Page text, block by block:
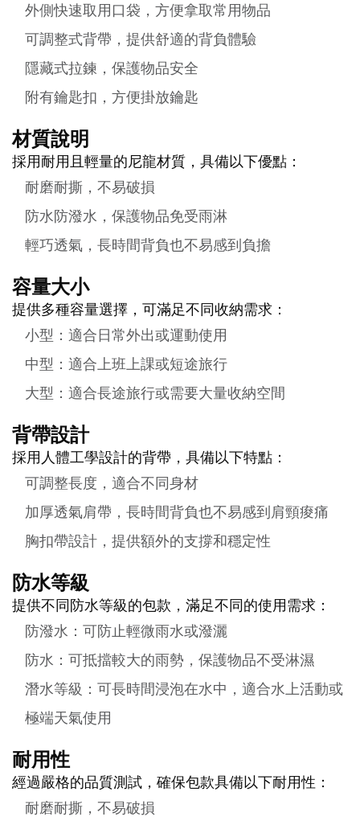
外側快速取用口袋，方便拿取常用物品
可調整式背帶，提供舒適的背負體驗
隱藏式拉鍊，保護物品安全
附有鑰匙扣，方便掛放鑰匙
材質說明
採用耐用且輕量的尼龍材質，具備以下優點：
耐磨耐撕，不易破損
防水防潑水，保護物品免受雨淋
輕巧透氣，長時間背負也不易感到負擔
容量大小
提供多種容量選擇，可滿足不同收納需求：
小型：適合日常外出或運動使用
中型：適合上班上課或短途旅行
大型：適合長途旅行或需要大量收納空間
背帶設計
採用人體工學設計的背帶，具備以下特點：
可調整長度，適合不同身材
加厚透氣肩帶，長時間背負也不易感到肩頸痠痛
胸扣帶設計，提供額外的支撐和穩定性
防水等級
提供不同防水等級的包款，滿足不同的使用需求：
防潑水：可防止輕微雨水或潑灑
防水：可抵擋較大的雨勢，保護物品不受淋濕
潛水等級：可長時間浸泡在水中，適合水上活動或
極端天氣使用
耐用性
經過嚴格的品質測試，確保包款具備以下耐用性：
耐磨耐撕，不易破損